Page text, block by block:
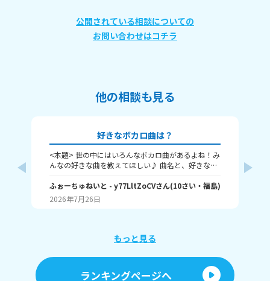
公開されている相談についての
お問い合わせはコチラ
他の相談も見る
好きなボカロ曲は？
<本題> 世の中にはいろんなボカロ曲があるよね！み
んなの好きな曲を教えてほしい♪ 曲名と、好きなと
のんでねよう、ジェヘナ、クローバークラブ！(まだ
あるよ それじゃあ、ばいちゃ～
ふぉーちゅねいと - y77LltZoCVさん(10さい・ 福島)
2026年7月26日
もっと見る
ランキングページへ